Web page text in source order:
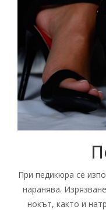
При педикюра се
наранява.
нокът, както и